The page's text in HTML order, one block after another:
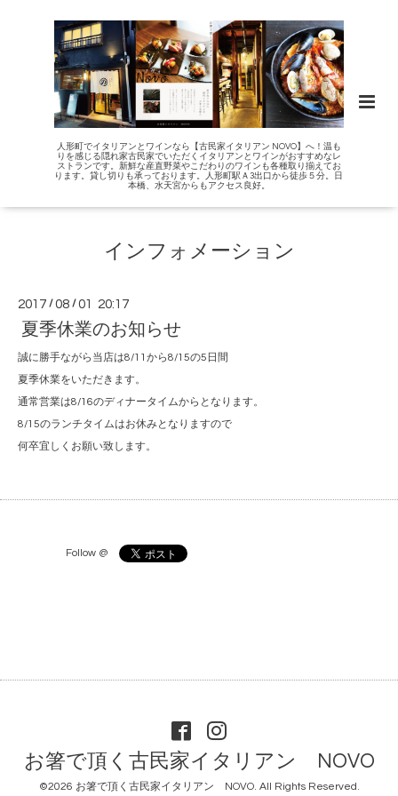
人形町でイタリアンとワインなら【古民家イタリアン NOVO】へ！温も
りを感じる隠れ家古民家でいただくイタリアンとワインがおすすめなレ
ストランです。新鮮な産直野菜やこだわりのワインも各種取り揃えてお
ります。貸し切りも承っております。人形町駅Ａ3出口から徒歩５分。日
本橋、水天宮からもアクセス良好。
インフォメーション
2017 /08 /01 20:17
夏季休業のお知らせ
誠に勝手ながら当店は8/11から8/15の5日間
夏季休業をいただきます。
通常営業は8/16のディナータイムからとなります。
8/15のランチタイムはお休みとなりますので
何卒宜しくお願い致します。
Follow @
お箸で頂く古民家イタリアン NOVO
©2026 お箸で頂く古民家イタリアン NOVO. All Rights Reserved.